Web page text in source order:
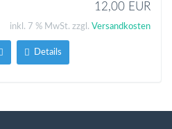
12,00 EUR
inkl. 7 % MwSt. zzgl. Versandkosten
Details